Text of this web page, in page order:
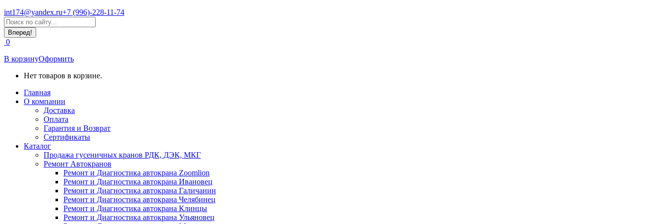
int174@yandex.ru+7 (996)-228-11-74
Страница
WhatsApp
открывается
в
новом
окне
Поиск:
0
В корзинуОформить
Нет товаров в корзине.
Главная
О компании
Доставка
Оплата
Гарантия и Возврат
Сертификаты
Каталог
Продажа гусеничных кранов РДК, ДЭК, МКГ
Ремонт Автокранов
Ремонт и Диагностика автокрана Zoomlion
Ремонт и Диагностика автокрана Ивановец
Ремонт и Диагностика автокрана Галичанин
Ремонт и Диагностика автокрана Челябинец
Ремонт и Диагностика автокрана Клинцы
Ремонт и Диагностика автокрана Ульяновец